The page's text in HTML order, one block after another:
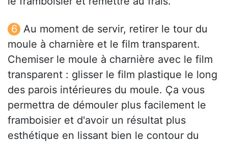
Au moment de servir, retirer le tour du
moule à charnière et le film transparent.
Chemiser le moule à charnière avec le film
transparent : glisser le film plastique le long
des parois intérieures du moule. Ça vous
permettra de démouler plus facilement le
framboisier et d'avoir un résultat plus
esthétique en lissant bien le contour du